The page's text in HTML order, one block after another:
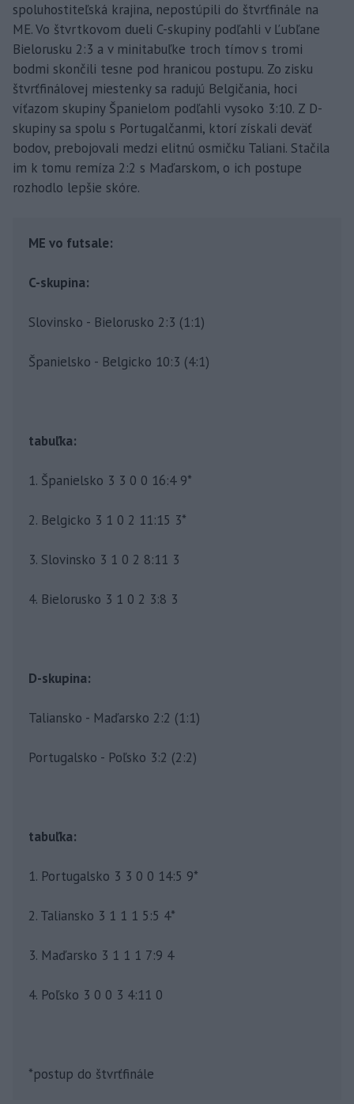
spoluhostiteľská krajina, nepostúpili do štvrťfinále na
ME. Vo štvrtkovom dueli C-skupiny podľahli v Ľubľane
Bielorusku 2:3 a v minitabuľke troch tímov s tromi
bodmi skončili tesne pod hranicou postupu. Zo zisku
štvrťfinálovej miestenky sa radujú Belgičania, hoci
víťazom skupiny Španielom podľahli vysoko 3:10. Z D-
skupiny sa spolu s Portugalčanmi, ktorí získali deväť
bodov, prebojovali medzi elitnú osmičku Taliani. Stačila
im k tomu remíza 2:2 s Maďarskom, o ich postupe
rozhodlo lepšie skóre.
ME vo futsale:
C-skupina:
Slovinsko - Bielorusko 2:3 (1:1)
Španielsko - Belgicko 10:3 (4:1)
tabuľka:
1. Španielsko 3 3 0 0 16:4 9*
2. Belgicko 3 1 0 2 11:15 3*
3. Slovinsko 3 1 0 2 8:11 3
4. Bielorusko 3 1 0 2 3:8 3
D-skupina:
Taliansko - Maďarsko 2:2 (1:1)
Portugalsko - Poľsko 3:2 (2:2)
tabuľka:
1. Portugalsko 3 3 0 0 14:5 9*
2. Taliansko 3 1 1 1 5:5 4*
3. Maďarsko 3 1 1 1 7:9 4
4. Poľsko 3 0 0 3 4:11 0
*postup do štvrťfinále